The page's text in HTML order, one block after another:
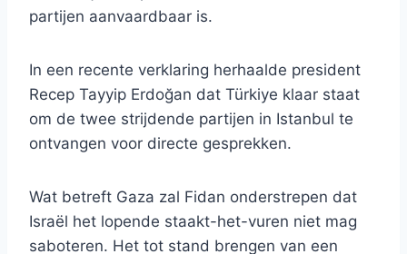
partijen aanvaardbaar is.
In een recente verklaring herhaalde president
Recep Tayyip Erdoğan dat Türkiye klaar staat
om de twee strijdende partijen in Istanbul te
ontvangen voor directe gesprekken.
Wat betreft Gaza zal Fidan onderstrepen dat
Israël het lopende staakt-het-vuren niet mag
saboteren. Het tot stand brengen van een